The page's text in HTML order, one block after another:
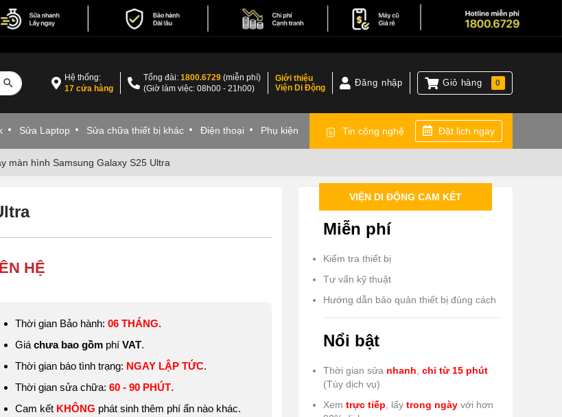
Hệ thống:
17 cửa hàng
Tổng đài:1800.6729 (miễn phí)
(Giờ làm việc: 08h00 - 21h00)
Giới thiệu
Viện Di Động
Đăng nhập Giỏ hàng 0
Sửa Laptop Sửa chữa thiết bị khác Điện thoại Phụ kiện Tin công nghệ Đặt lịch ngay
màn hình Samsung Galaxy S25 Ultra
HỆ
Thời gian Bảo hành: 06 THÁNG.
Giá chưa bao gồm phí VAT.
Thời gian báo tình trạng: NGAY LẬP TỨC.
Thời gian sửa chữa: 60 - 90 PHÚT.
Cam kết KHÔNG phát sinh thêm phí ẩn nào khác.
VIỆN DI ĐỘNG CAM KẾT
Miễn phí
Kiểm tra thiết bị
Tư vấn kỹ thuật
Hướng dẫn bảo quản thiết bị đúng cách
Nổi bật
Thời gian sửa nhanh chỉ từ 15 phút
(Tùy dịch vụ)
Xem trực tiếp , lấy trong ngày với hơn